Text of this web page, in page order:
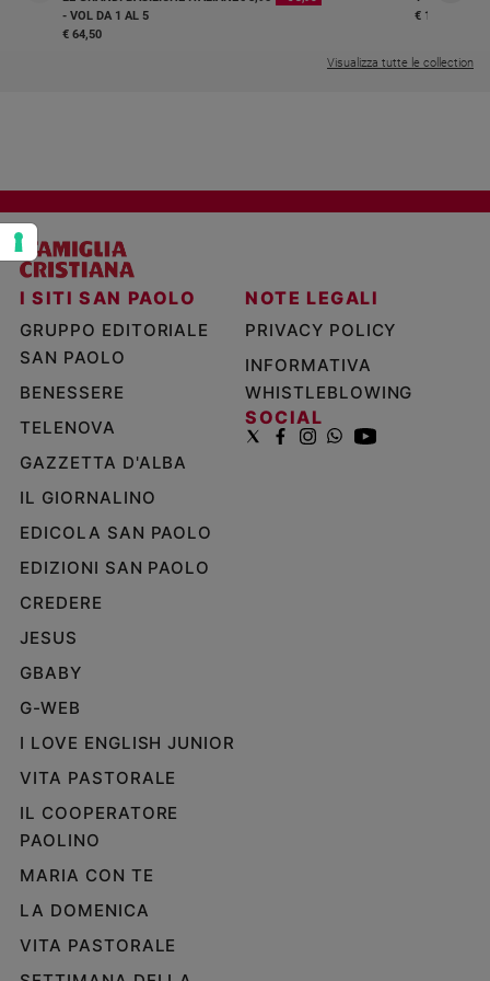
Pubblicità
Registrati
Redazione
Social
- VOL DA 1 AL 5
€ 64,50
€ 18,50
Visualizza tutte le collection
I SITI SAN PAOLO
GRUPPO EDITORIALE
SAN PAOLO
BENESSERE
TELENOVA
GAZZETTA D'ALBA
IL GIORNALINO
EDICOLA SAN PAOLO
EDIZIONI SAN PAOLO
CREDERE
JESUS
GBABY
G-WEB
I LOVE ENGLISH JUNIOR
VITA PASTORALE
IL COOPERATORE
PAOLINO
MARIA CON TE
LA DOMENICA
VITA PASTORALE
NOTE LEGALI
PRIVACY POLICY
INFORMATIVA
WHISTLEBLOWING
SOCIAL